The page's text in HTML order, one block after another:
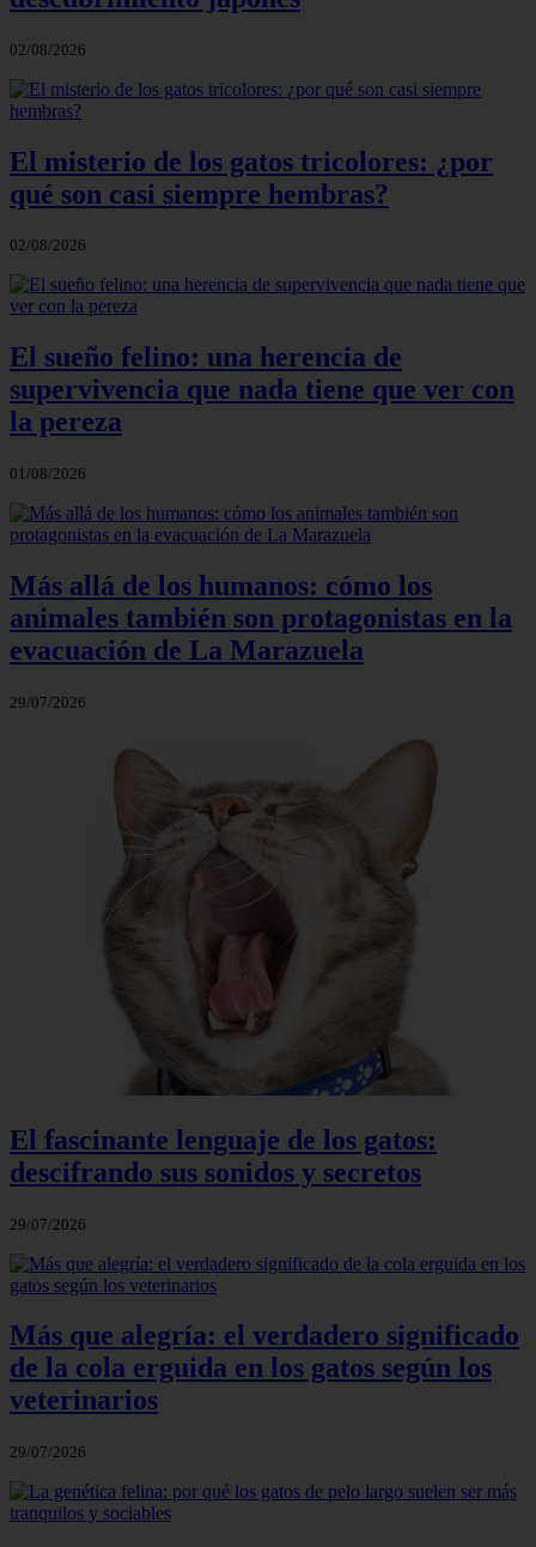
02/08/2026
El misterio de los gatos tricolores: ¿por
qué son casi siempre hembras?
02/08/2026
El sueño felino: una herencia de
supervivencia que nada tiene que ver con
la pereza
01/08/2026
Más allá de los humanos: cómo los
animales también son protagonistas en la
evacuación de La Marazuela
29/07/2026
El fascinante lenguaje de los gatos:
descifrando sus sonidos y secretos
29/07/2026
Más que alegría: el verdadero significado
de la cola erguida en los gatos según los
veterinarios
29/07/2026